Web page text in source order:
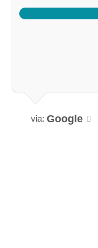
via: Google